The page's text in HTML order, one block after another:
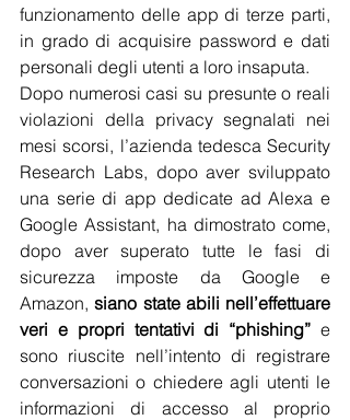
funzionamento delle app di terze parti,
in grado di acquisire password e dati
personali degli utenti a loro insaputa.
Dopo numerosi casi su presunte o reali
violazioni della privacy segnalati nei
mesi scorsi, l’azienda tedesca Security
Research Labs, dopo aver sviluppato
una serie di app dedicate ad Alexa e
Google Assistant, ha dimostrato come,
dopo aver superato tutte le fasi di
sicurezza imposte da Google e
Amazon, siano state abili nell’effettuare
veri e propri tentativi di “phishing” e
sono riuscite nell’intento di registrare
conversazioni o chiedere agli utenti le
informazioni di accesso al proprio